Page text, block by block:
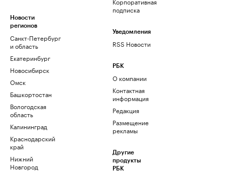
Новости
регионов
Санкт-Петербург
и область
Екатеринбург
Новосибирск
Омск
Башкортостан
Вологодская
область
Калининград
Краснодарский
край
Нижний
Новгород
подписка
Уведомления
RSS Новости
РБК
О компании
Контактная
информация
Редакция
Размещение
рекламы
Другие
продукты
РБК